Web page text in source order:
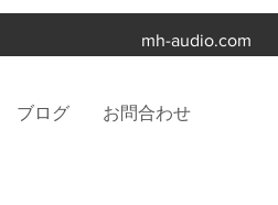
mh-audio.com
ブログ お問合わせ